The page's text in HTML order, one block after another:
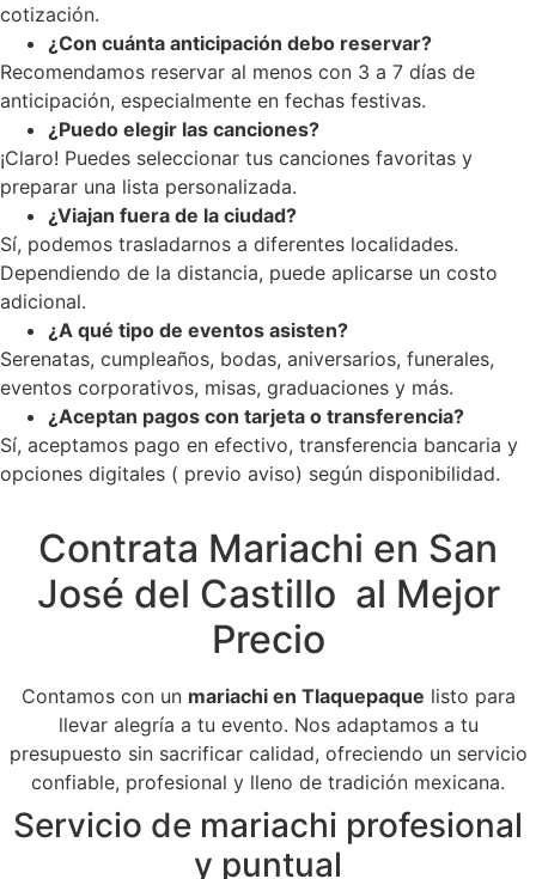
cotización.
¿Con cuánta anticipación debo reservar?
Recomendamos reservar al menos con 3 a 7 días de
anticipación, especialmente en fechas festivas.
¿Puedo elegir las canciones?
¡Claro! Puedes seleccionar tus canciones favoritas y
preparar una lista personalizada.
¿Viajan fuera de la ciudad?
Sí, podemos trasladarnos a diferentes localidades.
Dependiendo de la distancia, puede aplicarse un costo
adicional.
¿A qué tipo de eventos asisten?
Serenatas, cumpleaños, bodas, aniversarios, funerales,
eventos corporativos, misas, graduaciones y más.
¿Aceptan pagos con tarjeta o transferencia?
Sí, aceptamos pago en efectivo, transferencia bancaria y
opciones digitales ( previo aviso) según disponibilidad.
Contrata Mariachi en San
José del Castillo al Mejor
Precio
Contamos con un mariachi en Tlaquepaque listo para
llevar alegría a tu evento. Nos adaptamos a tu
presupuesto sin sacrificar calidad, ofreciendo un servicio
confiable, profesional y lleno de tradición mexicana.
Servicio de mariachi profesional
y puntual